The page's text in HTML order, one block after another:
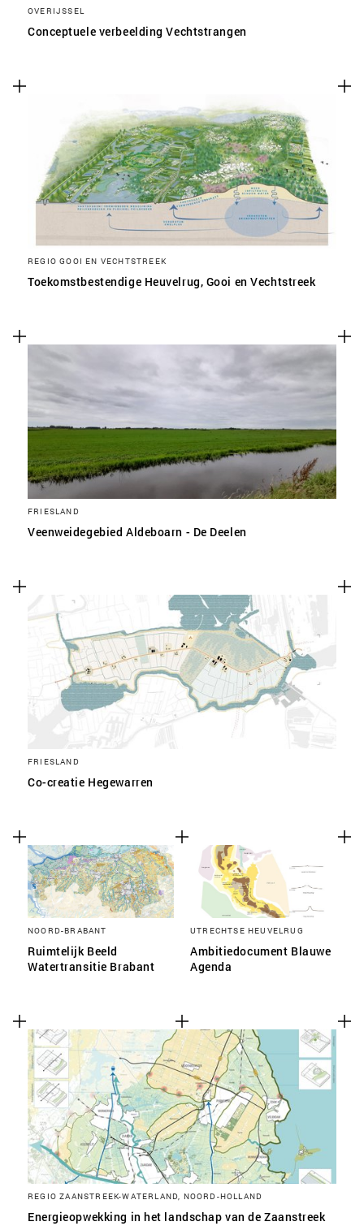
OVERIJSSEL
Conceptuele verbeelding Vechtstrangen
REGIO GOOI EN VECHTSTREEK
Toekomstbestendige Heuvelrug, Gooi en Vechtstreek
FRIESLAND
Veenweidegebied Aldeboarn - De Deelen
FRIESLAND
Co-creatie Hegewarren
NOORD-BRABANT
Ruimtelijk Beeld
Watertransitie Brabant
UTRECHTSE HEUVELRUG
Ambitiedocument Blauwe
Agenda
REGIO ZAANSTREEK-WATERLAND, NOORD-HOLLAND
Energieopwekking in het landschap van de Zaanstreek